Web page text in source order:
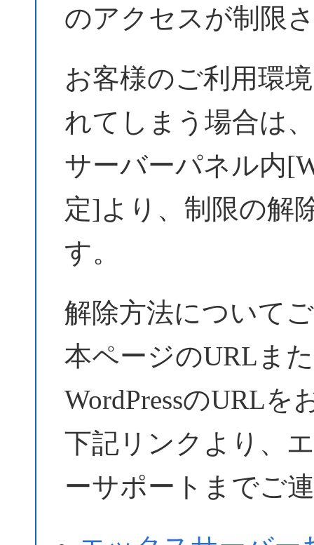
のアクセスが制限
お客様のご利用環
れてしまう場合は、
サーバーパネル内
定]より、制限の解
す。
解除方法について
本ページのURLま
WordPressのURL
下記リンクより、
ーサポートまでご